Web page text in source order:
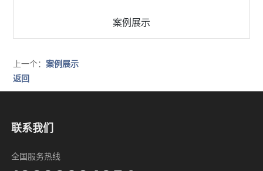
案例展示
上一个： 案例展示
返回
微信号：
联系我们
全国服务热线